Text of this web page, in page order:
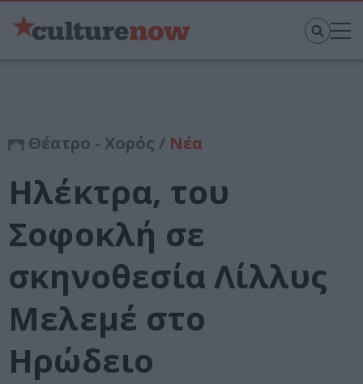
Θέατρο - Χορός / Νέα
Ηλέκτρα, του
Σοφοκλή σε
σκηνοθεσία Λίλλυς
Μελεμέ στο
Ηρώδειο